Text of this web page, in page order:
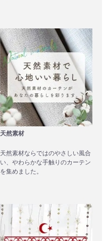
天然素材
天然素材ならではのやさしい風合
い、やわらかな手触りのカーテン
を集めました。